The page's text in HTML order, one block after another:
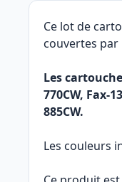
Ce lot de
couvertes
Les
770CW, Fax-
885CW.
Les couleurs